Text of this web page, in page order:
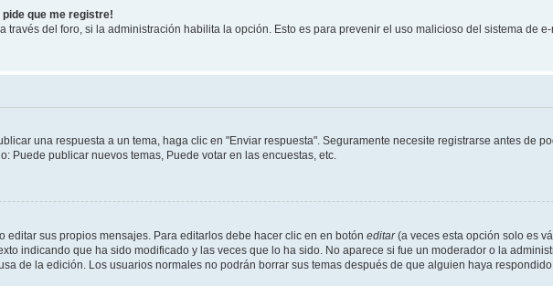
pide que me registre!
del foro, si la administración habilita la opción. Esto es para prevenir el uso malicioso del sistema de
una respuesta a un tema, haga clic en "Enviar respuesta". Seguramente necesite registrarse antes de
Puede publicar nuevos temas, Puede votar en las encuestas, etc.
sus propios mensajes. Para editarlos debe hacer clic en en botón editar(a veces esta opción solo es
indicando que ha sido modificado y las veces que lo ha sido. No aparece si fue un moderador o la
de la edición. Los usuarios normales no podrán borrar sus temas después de que alguien haya respondido